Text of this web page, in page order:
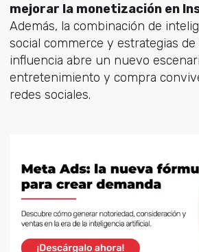
mejorar la monetización en
Además, la combinación de
social commerce y estrategias
influencia abre un nuevo
entretenimiento y compra
redes sociales.